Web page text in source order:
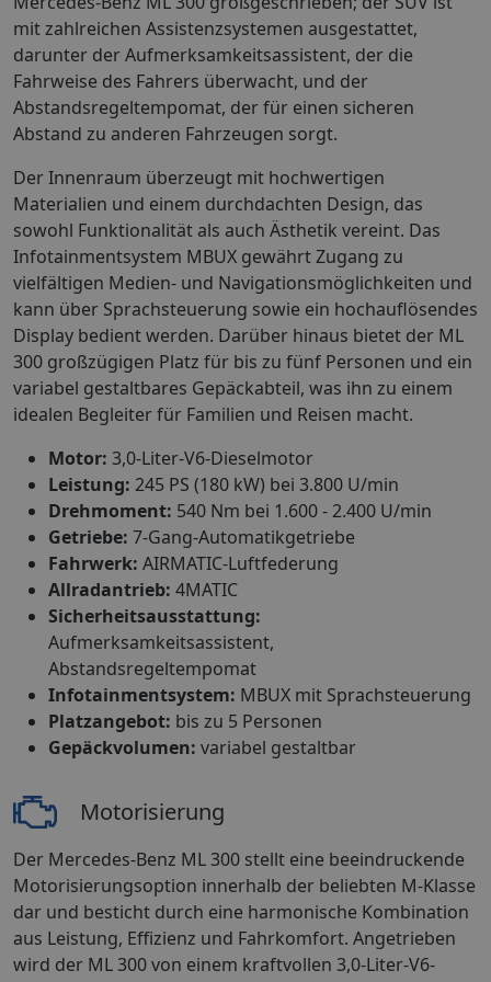
mit zahlreichen Assistenzsystemen ausgestattet,
darunter der Aufmerksamkeitsassistent, der die
Fahrweise des Fahrers überwacht, und der
Abstandsregeltempomat, der für einen sicheren
Abstand zu anderen Fahrzeugen sorgt.
Der Innenraum überzeugt mit hochwertigen
Materialien und einem durchdachten Design, das
sowohl Funktionalität als auch Ästhetik vereint. Das
Infotainmentsystem MBUX gewährt Zugang zu
vielfältigen Medien- und Navigationsmöglichkeiten und
kann über Sprachsteuerung sowie ein hochauflösendes
Display bedient werden. Darüber hinaus bietet der ML
300 großzügigen Platz für bis zu fünf Personen und ein
variabel gestaltbares Gepäckabteil, was ihn zu einem
idealen Begleiter für Familien und Reisen macht.
Motor: 3,0-Liter-V6-Dieselmotor
Leistung: 245 PS (180 kW) bei 3.800 U/min
Drehmoment: 540 Nm bei 1.600 - 2.400 U/min
Getriebe: 7-Gang-Automatikgetriebe
Fahrwerk: AIRMATIC-Luftfederung
Allradantrieb: 4MATIC
Sicherheitsausstattung:
Aufmerksamkeitsassistent,
Abstandsregeltempomat
Infotainmentsystem: MBUX mit Sprachsteuerung
Platzangebot: bis zu 5 Personen
Gepäckvolumen: variabel gestaltbar
Motorisierung
Der Mercedes-Benz ML 300 stellt eine beeindruckende
Motorisierungsoption innerhalb der beliebten M-Klasse
dar und besticht durch eine harmonische Kombination
aus Leistung, Effizienz und Fahrkomfort. Angetrieben
wird der ML 300 von einem kraftvollen 3,0-Liter-V6-